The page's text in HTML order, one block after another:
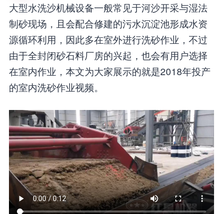
大型水洗沙机械设备一般常见于河沙开采与湿法
制砂现场，且会配合修建的污水沉淀池形成水资
源循环利用，因此多在室外进行洗砂作业，不过
由于全封闭砂石料厂房的兴起，也会有用户选择
在室内作业，本文为大家展示的就是2018年投产
的室内洗砂作业视频。